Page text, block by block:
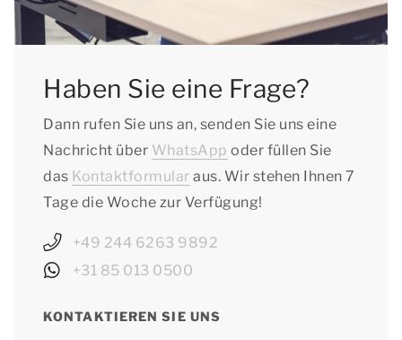
Sachsen-Anhalt: vom 19.10.2026 bis zum
30.10.2026
24.10.2026
Thüringen: vom 12.10.2026 bis zum
24.10.2026
Haben Sie eine Frage?
Dann rufen Sie uns an, senden Sie uns eine
Nachricht über WhatsApp oder füllen Sie
das Kontaktformular aus. Wir stehen Ihnen 7
Tage die Woche zur Verfügung!
+49 244 6263 9892
+31 85 013 0500
KONTAKTIEREN SIE UNS